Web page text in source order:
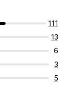
111
13
6
3
5